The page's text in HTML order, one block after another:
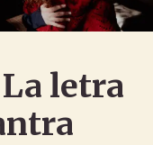
letra